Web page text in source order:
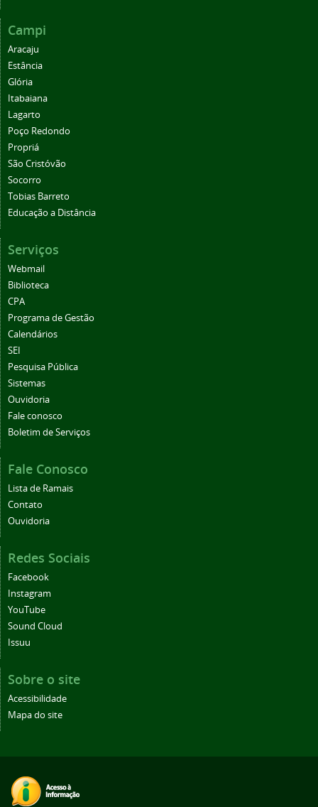
Campi
Aracaju
Estância
Glória
Itabaiana
Lagarto
Poço Redondo
Propriá
São Cristóvão
Socorro
Tobias Barreto
Educação a Distância
Serviços
Webmail
Biblioteca
CPA
Programa de Gestão
Calendários
SEI
Pesquisa Pública
Sistemas
Ouvidoria
Fale conosco
Boletim de Serviços
Fale Conosco
Lista de Ramais
Contato
Ouvidoria
Redes Sociais
Facebook
Instagram
YouTube
Sound Cloud
Issuu
Sobre o site
Acessibilidade
Mapa do site